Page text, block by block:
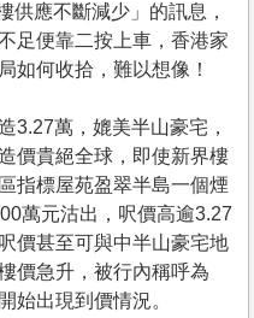
供應不斷減少」的訊息，
足便靠二按上車，香港家
如何收拾，難以想像！
3.27萬，媲美半山豪宅，
價貴絕全球，即使新界樓
指標屋苑盈翠半島一個煙
萬元沽出，呎價高逾3.27
價甚至可與中半山豪宅地
價急升，被行內稱呼為
始出現到價情況。